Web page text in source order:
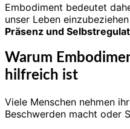
Embodiment bedeutet
unser Leben
Präsenz und
Warum
hilfreich ist
Viele Menschen nehmen
Beschwerden macht oder